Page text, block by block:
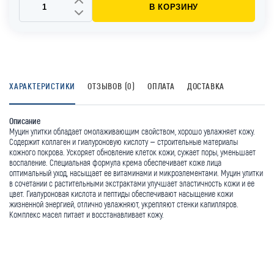
В КОРЗИНУ
ХАРАКТЕРИСТИКИ ОТЗЫВОВ (0) ОПЛАТА ДОСТАВКА
Описание
Муцин улитки обладает омолаживающим свойством, хорошо увлажняет кожу.
Содержит коллаген и гиалуроновую кислоту – строительные материалы
кожного покрова. Ускоряет обновление клеток кожи, сужает поры, уменьшает
воспаление. Специальная формула крема обеспечивает коже лица
оптимальный уход, насыщает ее витаминами и микроэлементами. Муцин улитки
в сочетании с растительными экстрактами улучшает эластичность кожи и ее
цвет. Гиалуроновая кислота и пептиды обеспечивают насыщение кожи
жизненной энергией, отлично увлажняют, укрепляют стенки капилляров.
Комплекс масел питает и восстанавливает кожу.